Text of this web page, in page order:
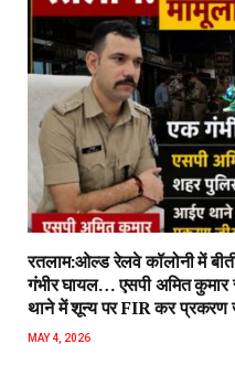
रतलाम:ओल्ड रेलवे कॉलोनी में
गंभीर घायल… एसपी अमित
थाने में शून्य पर FIR कर प्रकरण
MAY 4, 2026